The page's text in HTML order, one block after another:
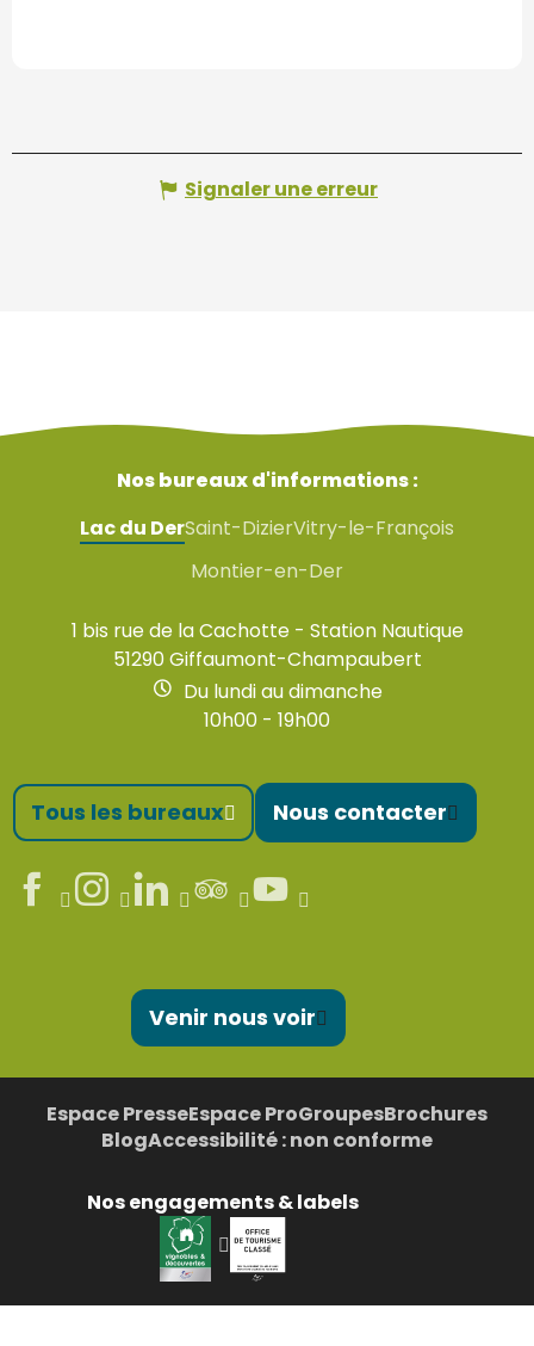
Signaler une erreur
Nos bureaux d'informations :
Lac du DerSaint-DizierVitry-le-François
Montier-en-Der
1 bis rue de la Cachotte - Station Nautique
51290 Giffaumont-Champaubert
Du lundi au dimanche
10h00 - 19h00
Tous les bureaux Nous contacter
Venir nous voir
Espace PresseEspace ProGroupesBrochures
BlogAccessibilité : non conforme
Nos engagements & labels